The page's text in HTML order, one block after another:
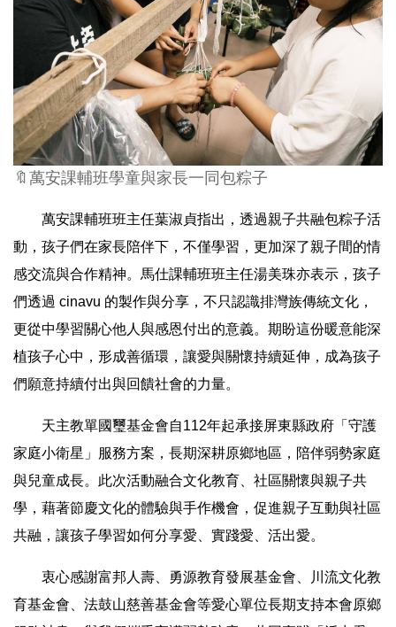
🔖萬安課輔班學童與家長一同包粽子
萬安課輔班班主任葉淑貞指出，透過親子共融包粽子活
動，孩子們在家長陪伴下，不僅學習，更加深了親子間的情
感交流與合作精神。馬仕課輔班班主任湯美珠亦表示，孩子
們透過 cinavu 的製作與分享，不只認識排灣族傳統文化，
更從中學習關心他人與感恩付出的意義。期盼這份暖意能深
植孩子心中，形成善循環，讓愛與關懷持續延伸，成為孩子
們願意持續付出與回饋社會的力量。
天主教單國璽基金會自112年起承接屏東縣政府「守護
家庭小衛星」服務方案，長期深耕原鄉地區，陪伴弱勢家庭
與兒童成長。此次活動融合文化教育、社區關懷與親子共
學，藉著節慶文化的體驗與手作機會，促進親子互動與社區
共融，讓孩子學習如何分享愛、實踐愛、活出愛。
衷心感謝富邦人壽、勇源教育發展基金會、川流文化教
育基金會、法鼓山慈善基金會等愛心單位長期支持本會原鄉